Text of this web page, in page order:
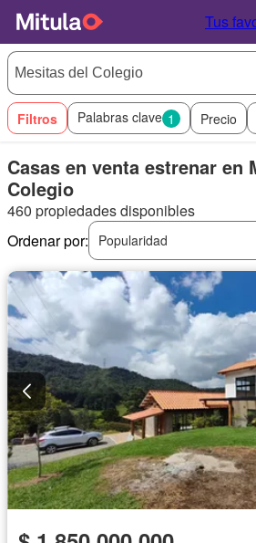
Tus
Filtros Palabras clave 1 Precio
Casas en venta estrenar en
Colegio
460 propiedades disponibles
Ordenar por:
Popularidad